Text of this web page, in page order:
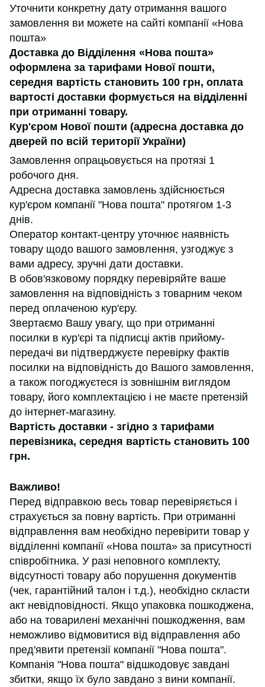
Уточнити конкретну дату отримання вашого
замовлення ви можете на сайті компанії «Нова
пошта»
Доставка до Відділення «Нова пошта»
оформлена за тарифами Нової пошти,
середня вартість становить 100 грн, оплата
вартості доставки формується на відділенні
при отриманні товару.
Кур'єром Нової пошти (адресна доставка до
дверей по всій території України)
Замовлення опрацьовується на протязі 1
робочого дня.
Адресна доставка замовлень здійснюється
кур'єром компанії "Нова пошта" протягом 1-3
днів.
Оператор контакт-центру уточнює наявність
товару щодо вашого замовлення, узгоджує з
вами адресу, зручні дати доставки.
В обов'язковому порядку перевіряйте ваше
замовлення на відповідність з товарним чеком
перед оплаченою кур'єру.
Звертаємо Вашу увагу, що при отриманні
посилки в кур'єрі та підписці актів прийому-
передачі ви підтверджуєте перевірку фактів
посилки на відповідність до Вашого замовлення,
а також погоджуєтеся із зовнішнім виглядом
товару, його комплектацією і не маєте претензій
до інтернет-магазину.
Вартість доставки - згідно з тарифами
перевізника, середня вартість становить 100
грн.
Важливо!
Перед відправкою весь товар перевіряється і
страхується за повну вартість. При отриманні
відправлення вам необхідно перевірити товар у
відділенні компанії «Нова пошта» за присутності
співробітника. У разі неповного комплекту,
відсутності товару або порушення документів
(чек, гарантійний талон і т.д.), необхідно скласти
акт невідповідності. Якщо упаковка пошкоджена,
або на товарилені механічні пошкодження, вам
неможливо відмовитися від відправлення або
пред'явити претензії компанії "Нова пошта".
Компанія "Нова пошта" відшкодовує завдані
збитки, якщо їх було завдано з вини компанії.